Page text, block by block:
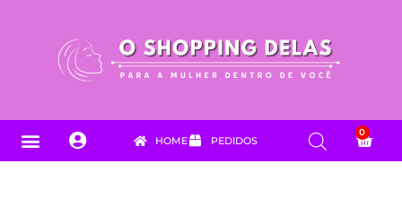
HOME PEDIDOS
0